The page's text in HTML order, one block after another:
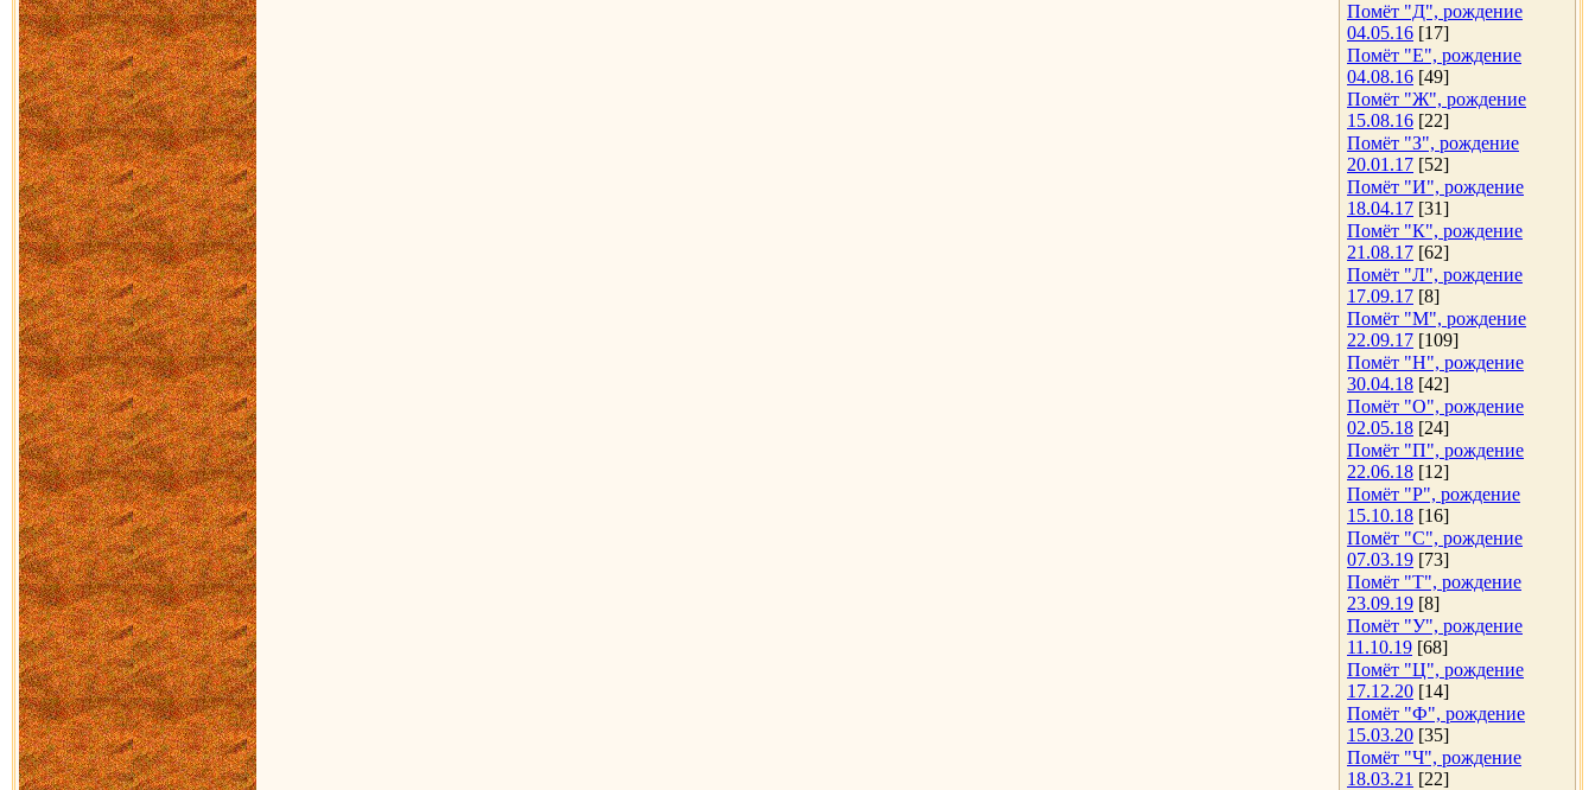
Помёт "Д", рождение
04.05.16 [17]
Помёт "Е", рождение
04.08.16 [49]
Помёт "Ж", рождение
15.08.16 [22]
Помёт "З", рождение
20.01.17 [52]
Помёт "И", рождение
18.04.17 [31]
Помёт "К", рождение
21.08.17 [62]
Помёт "Л", рождение
17.09.17 [8]
Помёт "М", рождение
22.09.17 [109]
Помёт "Н", рождение
30.04.18 [42]
Помёт "О", рождение
02.05.18 [24]
Помёт "П", рождение
22.06.18 [12]
Помёт "Р", рождение
15.10.18 [16]
Помёт "С", рождение
07.03.19 [73]
Помёт "Т", рождение
23.09.19 [8]
Помёт "У", рождение
11.10.19 [68]
Помёт "Ц", рождение
17.12.20 [14]
Помёт "Ф", рождение
15.03.20 [35]
Помёт "Ч", рождение
18.03.21 [22]